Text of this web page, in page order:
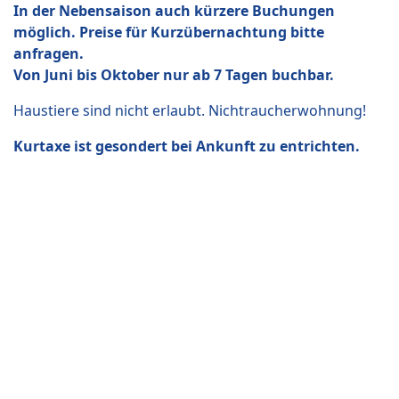
In der Nebensaison auch kürzere Buchungen
möglich. Preise für Kurzübernachtung bitte
anfragen.
Von Juni bis Oktober nur ab 7 Tagen buchbar.
Haustiere sind nicht erlaubt. Nichtraucherwohnung!
Kurtaxe ist gesondert bei Ankunft zu entrichten.